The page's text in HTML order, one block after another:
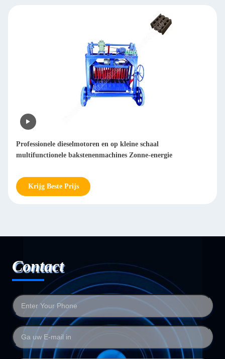
op kleine schaal
Zonne-energie
Automatische plaatpoetsmachine
roestvrij staal plaat Metalen
Contact